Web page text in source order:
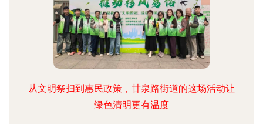
从文明祭扫到惠民政策，甘泉路街道的这场活动让
绿色清明更有温度